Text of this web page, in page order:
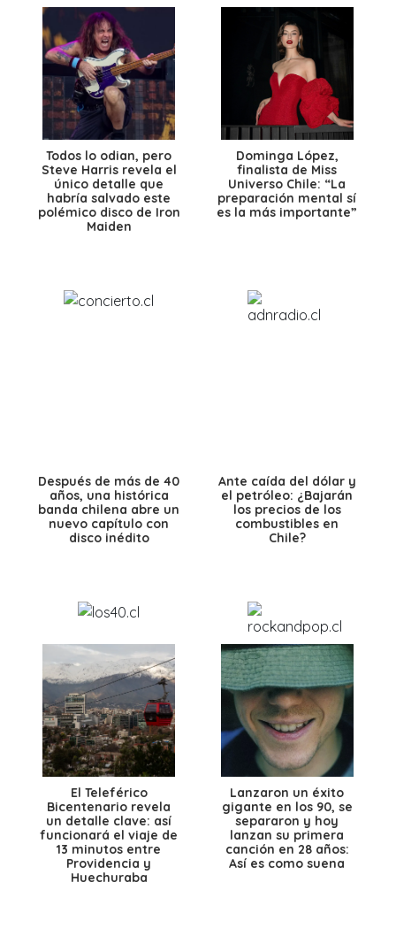
Todos lo odian, pero
Steve Harris revela el
único detalle que
habría salvado este
polémico disco de Iron
Maiden
Dominga López,
finalista de Miss
Universo Chile: “La
preparación mental sí
es la más importante”
Después de más de 40
años, una histórica
banda chilena abre un
nuevo capítulo con
disco inédito
Ante caída del dólar y
el petróleo: ¿Bajarán
los precios de los
combustibles en
Chile?
El Teleférico
Bicentenario revela
un detalle clave: así
funcionará el viaje de
13 minutos entre
Providencia y
Huechuraba
Lanzaron un éxito
gigante en los 90, se
separaron y hoy
lanzan su primera
canción en 28 años:
Así es como suena